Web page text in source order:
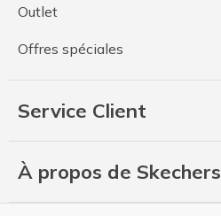
Outlet
Offres spéciales
Service Client
À propos de Skechers